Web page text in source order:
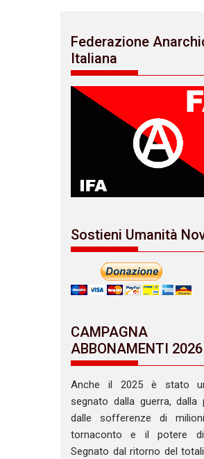
Federazione
Italiana
Sostieni Umanità
CAMPAGNA
ABBONAMENTI 2026
Anche il 2025 è stato
segnato dalla guerra, dalla
dalle sofferenze di
tornaconto e il potere
Segnato dal ritorno del